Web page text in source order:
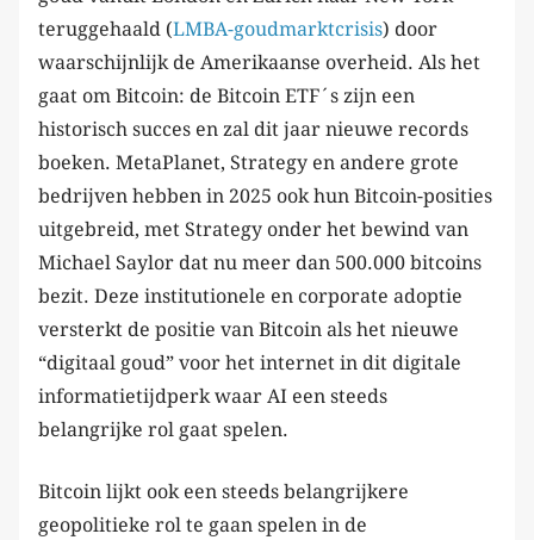
teruggehaald (LMBA-goudmarktcrisis) door
waarschijnlijk de Amerikaanse overheid. Als het
gaat om Bitcoin: de Bitcoin ETF´s zijn een
historisch succes en zal dit jaar nieuwe records
boeken. MetaPlanet, Strategy en andere grote
bedrijven hebben in 2025 ook hun Bitcoin-posities
uitgebreid, met Strategy onder het bewind van
Michael Saylor dat nu meer dan 500.000 bitcoins
bezit. Deze institutionele en corporate adoptie
versterkt de positie van Bitcoin als het nieuwe
“digitaal goud” voor het internet in dit digitale
informatietijdperk waar AI een steeds
belangrijke rol gaat spelen.
Bitcoin lijkt ook een steeds belangrijkere
geopolitieke rol te gaan spelen in de